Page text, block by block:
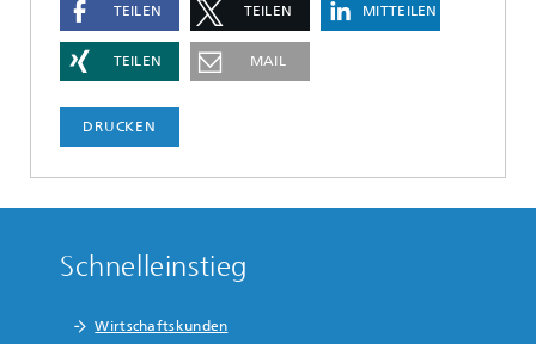
TEILEN TEILEN MITTEILEN
TEILEN MAIL
DRUCKEN
Schnelleinstieg
Wirtschaftskunden